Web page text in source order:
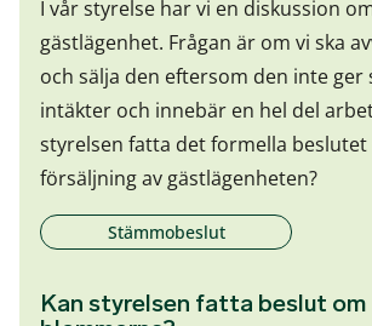
I vår styrelse har vi en diskussion
gästlägenhet. Frågan är om vi ska
och sälja den eftersom den inte ger
intäkter och innebär en hel del
styrelsen fatta det formella beslutet
försäljning av gästlägenheten?
Stämmobeslut
Kan styrelsen fatta beslut om